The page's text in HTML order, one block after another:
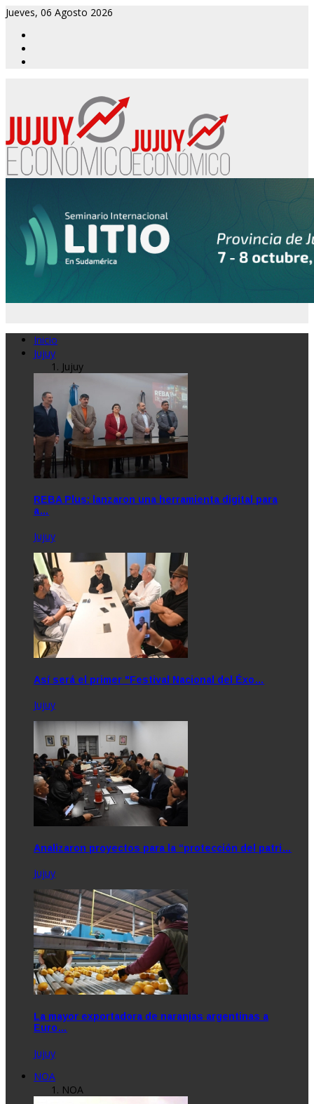
Jueves, 06 Agosto 2026
Inicio
Jujuy
Jujuy
REBA Plus: lanzaron una herramienta digital para
a…
Jujuy
Así será el primer "Festival Nacional del Éxo…
Jujuy
Analizaron proyectos para la “protección del patri…
Jujuy
La mayor exportadora de naranjas argentinas a
Euro…
Jujuy
NOA
NOA